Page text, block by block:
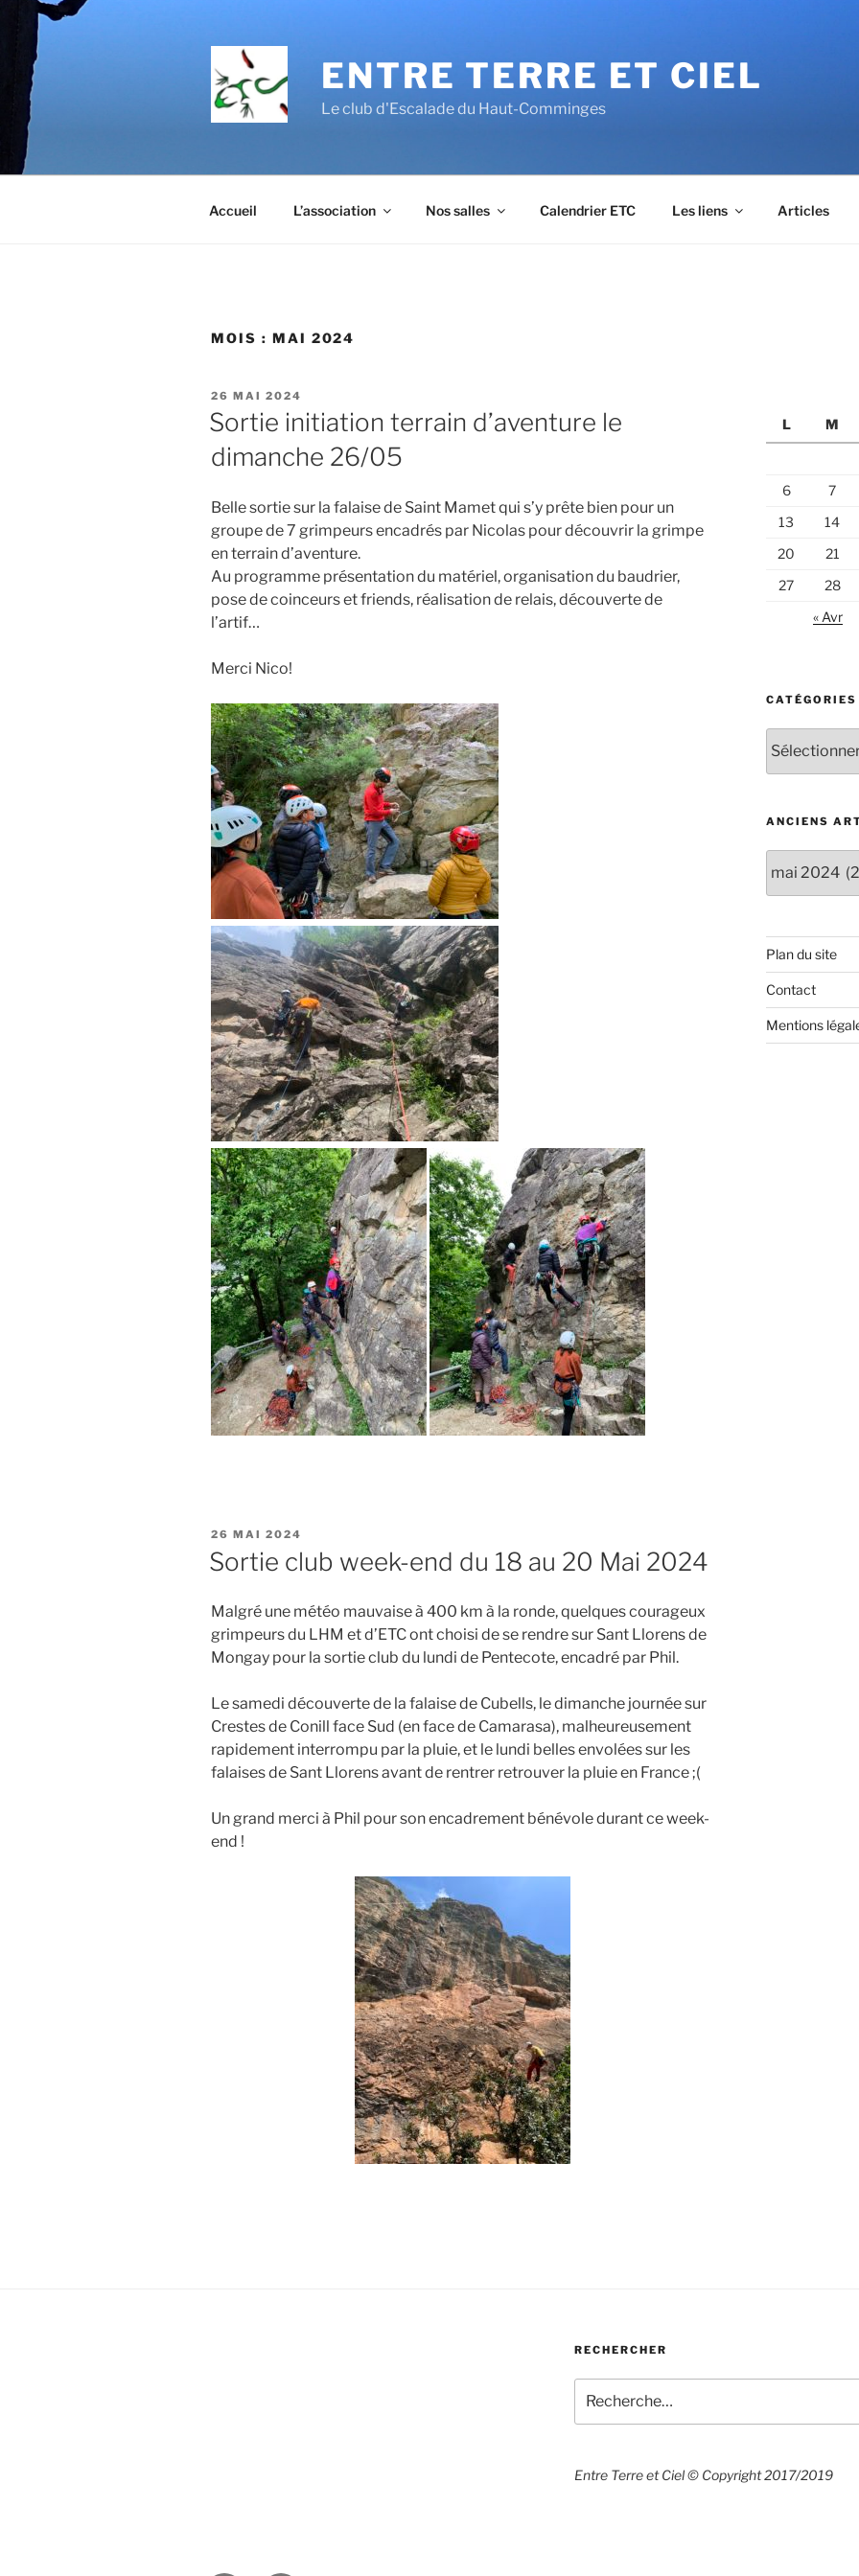
contenu
principal
ENTRE TERRE ET CIEL
Le club d'Escalade du Haut-Comminges
Accueil L’association Nos salles Calendrier ETC Les liens Articles
MOIS : MAI 2024
PUBLIÉ
LE
26 MAI 2024
Sortie initiation terrain d’aventure le
dimanche 26/05
Belle sortie sur la falaise de Saint Mamet qui s’y prête bien pour un
groupe de 7 grimpeurs encadrés par Nicolas pour découvrir la grimpe
en terrain d’aventure.
Au programme présentation du matériel, organisation du baudrier,
pose de coinceurs et friends, réalisation de relais, découverte de
l’artif…
Merci Nico!
PUBLIÉ
26 MAI 2024
Sortie club week-end du 18 au 20 Mai 2024
Malgré une météo mauvaise à 400 km à la ronde, quelques courageux
grimpeurs du LHM et d’ETC ont choisi de se rendre sur Sant Llorens de
Mongay pour la sortie club du lundi de Pentecote, encadré par Phil.
Le samedi découverte de la falaise de Cubells, le dimanche journée sur
Crestes de Conill face Sud (en face de Camarasa), malheureusement
rapidement interrompu par la pluie, et le lundi belles envolées sur les
falaises de Sant Llorens avant de rentrer retrouver la pluie en France ;(
Un grand merci à Phil pour son encadrement bénévole durant ce week-
end !
L M
6
7
13
14
20
21
27
28
« Avr
d’articles
ANCIENS
articles
Plan du site
Contact
Mentions
RECHERCHER
pour
:
Entre Terre et Ciel © Copyright 2017/2019